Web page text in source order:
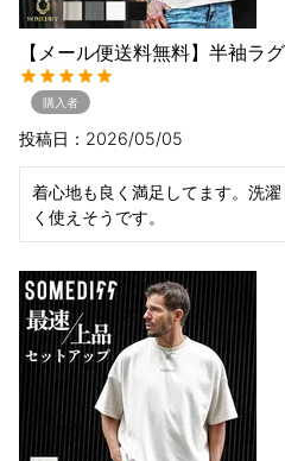
【メール便送料無料】半袖ラ
購入者
投稿日 2026/05/05
着心地も良く満足してます。洗
く使えそうです。